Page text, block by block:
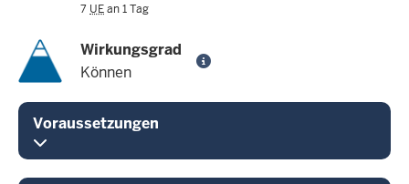
7 UEan 1 Tag
Wirkungsgrad
Können
Voraussetzungen